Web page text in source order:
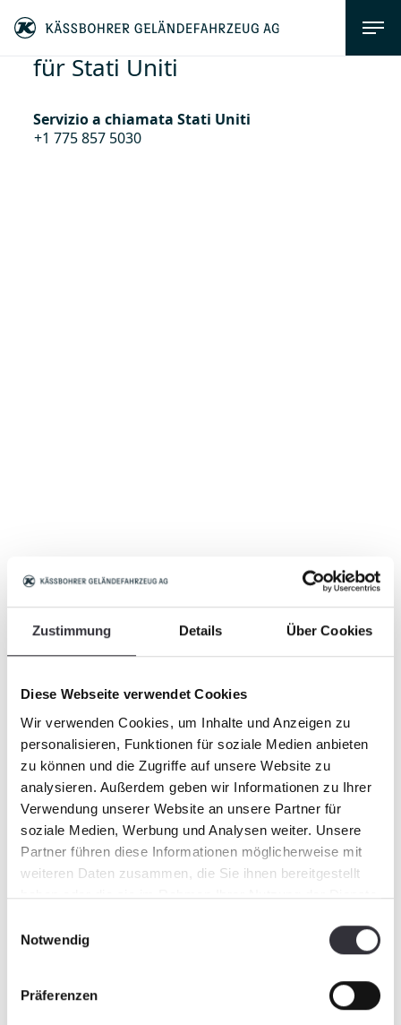
Zustimmung Details Über Cookies
Diese Webseite verwendet Cookies
Wir verwenden Cookies, um Inhalte und Anzeigen zu
personalisieren, Funktionen für soziale Medien anbieten
zu können und die Zugriffe auf unsere Website zu
analysieren. Außerdem geben wir Informationen zu Ihrer
Verwendung unserer Website an unsere Partner für
soziale Medien, Werbung und Analysen weiter. Unsere
Partner führen diese Informationen möglicherweise mit
weiteren Daten zusammen, die Sie ihnen bereitgestellt
haben oder die sie im Rahmen Ihrer Nutzung der Dienste
Notwendig
Präferenzen
für Stati Uniti
Servizio a chiamata Stati Uniti
+1 775 857 5030